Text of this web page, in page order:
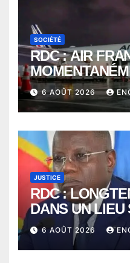
SOCIÉTÉ
RDC : AIR
ENTRE
6 AOÛT 2026
JUSTICE
RDC :
DANS UN LIEU
MINAKU ET
SHADARY
L’AUDITORAT
6 AOÛT 2026